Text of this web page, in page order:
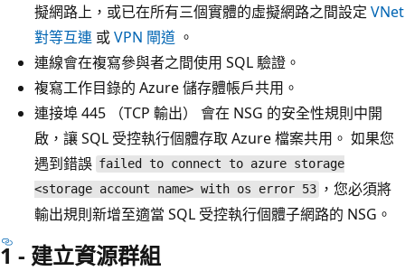
擬網路上，或已在所有三個實體的虛擬網路之間設定 VNet
對等互連 或VPN 閘道 。
連線會在複寫參與者之間使用 SQL 驗證。
複寫工作目錄的 Azure 儲存體帳戶共用。
連接埠 445 （TCP 輸出） 會在 NSG 的安全性規則中開
啟，讓 SQL 受控執行個體存取 Azure 檔案共用。 如果您
遇到錯誤 failed to connect to azure storage
<storage account name> with os error 53 ，您必須將
輸出規則新增至適當 SQL 受控執行個體子網路的 NSG。
1 - 建立資源群組